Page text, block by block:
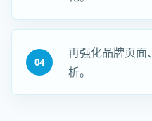
04
再强化品牌页面
析。